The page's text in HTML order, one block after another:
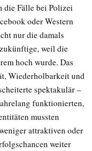
die Fälle bei Polizei
oder Western
nur die damals
weil die
hoch wurde. Das
Wiederholbarkeit und
spektakulär –
funktionierten,
mussten
attraktiven oder
weiter